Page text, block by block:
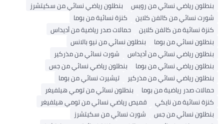
بنطلون رياضي نسائي من رويس
بنطلون رياضي نسائي من سكيتشرز
شورت نسائي من كالفن كلاين
كنزة نسائية من بوما
كنزة نسائية من كالفن كلاين
حمالات صدر رياضية من أديداس
بنطلون نسائي من بوما
بنطلون نسائي من نيو بالانس
بنطلون رياضي نسائي من أديداس
شورت نسائي من مذركير
بنطلون رياضي نسائي من بوما
بنطلون رياضي نسائي من جس
بنطلون رياضي نسائي من مذركير
تيشيرت نسائي من بوما
حمالات صدر رياضية من بوما
بنطلون نسائي من تومي هيلفيغر
كنزة نسائية من نايكي
قميص رياضي نسائي من تومي هيلفيغر
بنطلون نسائي من جس
شورت نسائي من سكيتشرز